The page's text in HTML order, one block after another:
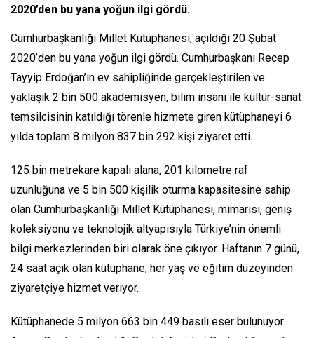
2020’den bu yana yoğun ilgi gördü.
Cumhurbaşkanlığı Millet Kütüphanesi, açıldığı 20 Şubat
2020’den bu yana yoğun ilgi gördü. Cumhurbaşkanı Recep
Tayyip Erdoğan’ın ev sahipliğinde gerçekleştirilen ve
yaklaşık 2 bin 500 akademisyen, bilim insanı ile kültür-sanat
temsilcisinin katıldığı törenle hizmete giren kütüphaneyi 6
yılda toplam 8 milyon 837 bin 292 kişi ziyaret etti.
125 bin metrekare kapalı alana, 201 kilometre raf
uzunluğuna ve 5 bin 500 kişilik oturma kapasitesine sahip
olan Cumhurbaşkanlığı Millet Kütüphanesi, mimarisi, geniş
koleksiyonu ve teknolojik altyapısıyla Türkiye’nin önemli
bilgi merkezlerinden biri olarak öne çıkıyor. Haftanın 7 günü,
24 saat açık olan kütüphane; her yaş ve eğitim düzeyinden
ziyaretçiye hizmet veriyor.
Kütüphanede 5 milyon 663 bin 449 basılı eser bulunuyor.